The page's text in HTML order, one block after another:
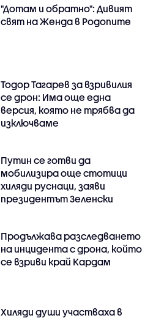
"Дотам и обратно": Дивият
свят на Женда в Родопите
Тодор Тагарев за взривилия
се дрон: Има още една
версия, която не трябва да
изключваме
Путин се готви да
мобилизира още стотици
хиляди руснаци, заяви
президентът Зеленски
Продължава разследването
на инцидента с дрона, който
се взриви край Кардам
Хиляди души участваха в